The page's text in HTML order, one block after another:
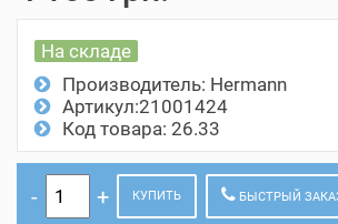
На складе
Производитель: Hermann
Артикул:21001424
Код товара: 26.33
КУПИТЬ БЫСТРЫЙ